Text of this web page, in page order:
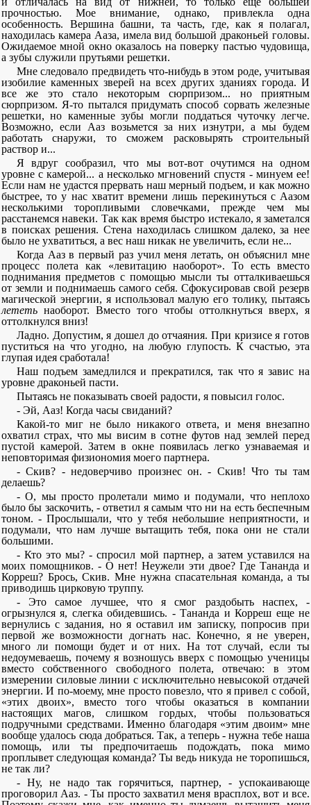
прочностью. Мое внимание, однако, привлекла одна
особенность. Вершина башни, та часть, где, как я полагал,
находилась камера Ааза, имела вид большой драконьей головы.
Ожидаемое мной окно оказалось на поверку пастью чудовища,
а зубы служили прутьями решетки.
Мне следовало предвидеть что-нибудь в этом роде, учитывая
изобилие каменных зверей на всех других зданиях города. И
все же это стало некоторым сюрпризом... но приятным
сюрпризом. Я-то пытался придумать способ сорвать железные
решетки, но каменные зубы могли поддаться чуточку легче.
Возможно, если Ааз возьмется за них изнутри, а мы будем
работать снаружи, то сможем расковырять строительный
раствор и...
Я вдруг сообразил, что мы вот-вот очутимся на одном
уровне с камерой... а несколько мгновений спустя - минуем ее!
Если нам не удастся прервать наш мерный подъем, и как можно
быстрее, то у нас хватит времени лишь перекинуться с Аазом
несколькими торопливыми словечками, прежде чем мы
расстанемся навеки. Так как время быстро истекало, я заметался
в поисках решения. Стена находилась слишком далеко, за нее
было не ухватиться, а вес наш никак не увеличить, если не...
Когда Ааз в первый раз учил меня летать, он объяснил мне
процесс полета как «левитацию наоборот». То есть вместо
поднимания предметов с помощью мысли ты отталкиваешься
от земли и поднимаешь самого себя. Сфокусировав свой резерв
магической энергии, я использовал малую его толику, пытаясь
лететь наоборот. Вместо того чтобы оттолкнуться вверх, я
оттолкнулся вниз!
Ладно. Допустим, я дошел до отчаяния. При кризисе я готов
пуститься на что угодно, на любую глупость. К счастью, эта
глупая идея сработала!
Наш подъем замедлился и прекратился, так что я завис на
уровне драконьей пасти.
Пытаясь не показывать своей радости, я повысил голос.
- Эй, Ааз! Когда часы свиданий?
Какой-то миг не было никакого ответа, и меня внезапно
охватил страх, что мы висим в сотне футов над землей перед
пустой камерой. Затем в окне появилась легко узнаваемая и
неповторимая физиономия моего партнера.
- Скив? - недоверчиво произнес он. - Скив! Что ты там
делаешь?
- О, мы просто пролетали мимо и подумали, что неплохо
было бы заскочить, - ответил я самым что ни на есть беспечным
тоном. - Прослышали, что у тебя небольшие неприятности, и
подумали, что нам лучше вытащить тебя, пока они не стали
большими.
- Кто это мы? - спросил мой партнер, а затем уставился на
моих помощников. - О нет! Неужели эти двое? Где Тананда и
Корреш? Брось, Скив. Мне нужна спасательная команда, а ты
приводишь цирковую труппу.
- Это самое лучшее, что я смог раздобыть наспех, -
огрызнулся я, слегка обидевшись. - Тананда и Корреш еще не
вернулись с задания, но я оставил им записку, попросив при
первой же возможности догнать нас. Конечно, я не уверен,
много ли помощи будет и от них. На тот случай, если ты
недоумеваешь, почему я возношусь вверх с помощью ученицы
вместо собственного свободного полета, отвечаю: в этом
измерении силовые линии с исключительно невысокой отдачей
энергии. И по-моему, мне просто повезло, что я привел с собой,
«этих двоих», вместо того чтобы оказаться в компании
настоящих магов, слишком гордых, чтобы пользоваться
подручными средствами. Именно благодаря «этим двоим» мне
вообще удалось сюда добраться. Так, а теперь - нужна тебе наша
помощь, или ты предпочитаешь подождать, пока мимо
проплывет следующая команда? Ты ведь никуда не торопишься,
не так ли?
- Ну, не надо так горячиться, партнер, - успокаивающе
проговорил Ааз. - Ты просто захватил меня врасплох, вот и все.